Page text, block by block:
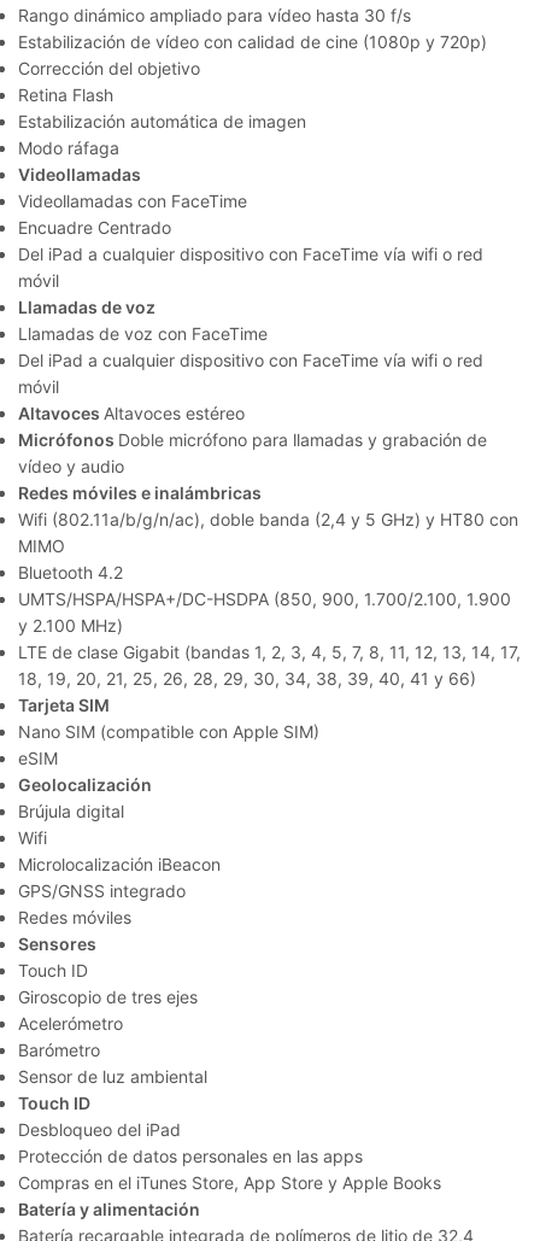
Rango dinámico ampliado para vídeo hasta 30 f/s
Estabilización de vídeo con calidad de cine (1080p y 720p)
Corrección del objetivo
Retina Flash
Estabilización automática de imagen
Modo ráfaga
Videollamadas
Videollamadas con FaceTime
Encuadre Centrado
Del iPad a cualquier dispositivo con FaceTime vía wifi o red
móvil
Llamadas de voz
Llamadas de voz con FaceTime
Del iPad a cualquier dispositivo con FaceTime vía wifi o red
móvil
Altavoces Altavoces estéreo
Micrófonos Doble micrófono para llamadas y grabación de
vídeo y audio
Redes móviles e inalámbricas
Wifi (802.11a/b/g/n/ac), doble banda (2,4 y 5 GHz) y HT80 con
MIMO
Bluetooth 4.2
UMTS/HSPA/HSPA+/DC-HSDPA (850, 900, 1.700/2.100, 1.900
y 2.100 MHz)
LTE de clase Gigabit (bandas 1, 2, 3, 4, 5, 7, 8, 11, 12, 13, 14, 17,
18, 19, 20, 21, 25, 26, 28, 29, 30, 34, 38, 39, 40, 41 y 66)
Tarjeta SIM
Nano SIM (compatible con Apple SIM)
eSIM
Geolocalización
Brújula digital
Wifi
Microlocalización iBeacon
GPS/GNSS integrado
Redes móviles
Sensores
Touch ID
Giroscopio de tres ejes
Acelerómetro
Barómetro
Sensor de luz ambiental
Touch ID
Desbloqueo del iPad
Protección de datos personales en las apps
Compras en el iTunes Store, App Store y Apple Books
Batería y alimentación
Batería recargable integrada de polímeros de litio de 32,4